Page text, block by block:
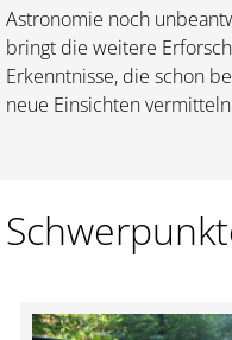
Astronomie noch
bringt die weitere
Erkenntnisse, die schon
neue Einsichten